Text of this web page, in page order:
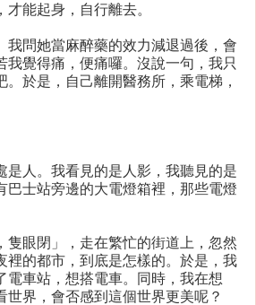
能起身，自行離去。
我問她當麻醉藥的效力減退過後，會
我覺得痛，便痛囉。沒說一句，我只
於是，自己離開醫務所，乘電梯，
是人。我看見的是人影，我聽見的是
巴士站旁邊的大電燈箱裡，那些電燈
隻眼閉」，走在繁忙的街道上，忽然
裡的都市，到底是怎樣的。於是，我
電車站，想搭電車。同時，我在想
世界，會否感到這個世界更美呢？